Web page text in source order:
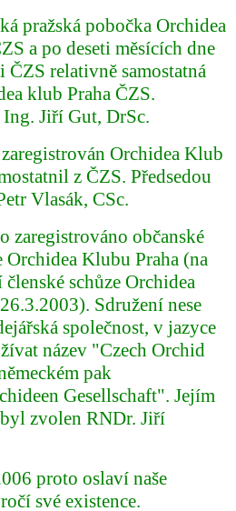
pražská pobočka Orchidea
a po deseti měsících dne
ČZS relativně samostatná
klub Praha ČZS.
Ing. Jiří Gut, DrSc.
Orchidea Klub
z ČZS. Předsedou
Vlasák, CSc.
zaregistrováno občanské
Orchidea Klubu Praha (na
schůze Orchidea
Sdružení nese
společnost, v jazyce
název "Czech Orchid
pak
Gesellschaft". Jejím
zvolen RNDr. Jiří
proto oslaví naše
své existence.